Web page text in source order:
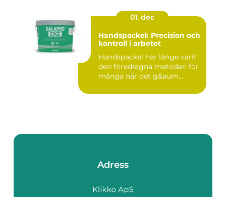
01. dec
Handspackel: Precision och
kontroll i arbetet
Handspackel har länge varit
den föredragna metoden för
många när det g&aum...
Adress